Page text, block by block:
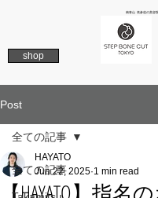
南青山 表参道の美
shop
Post
全ての記事
全ての記事
HAYATO
Jun 22, 2025 1 min read